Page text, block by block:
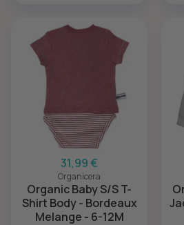
31,99 €
Organicera
Organic Baby S/S T-
Shirt Body - Bordeaux
Melange - 6-12M